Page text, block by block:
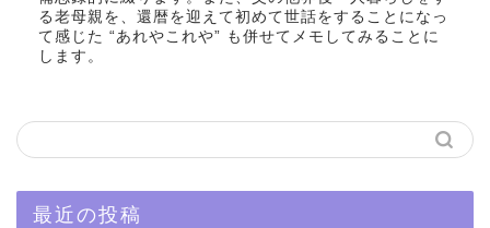
る老母親を、還暦を迎えて初めて世話をすることになっ
て感じた “あれやこれや” も併せてメモしてみることに
します。
最近の投稿